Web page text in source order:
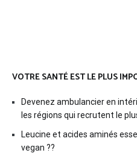
VOTRE SANTÉ EST LE PLUS
Devenez ambulancier en
les régions qui recrutent le
Leucine et acides aminés
vegan ??